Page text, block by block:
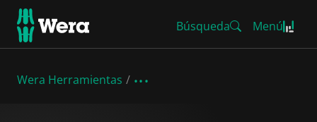
Búsqueda Menú
Wera Herramientas